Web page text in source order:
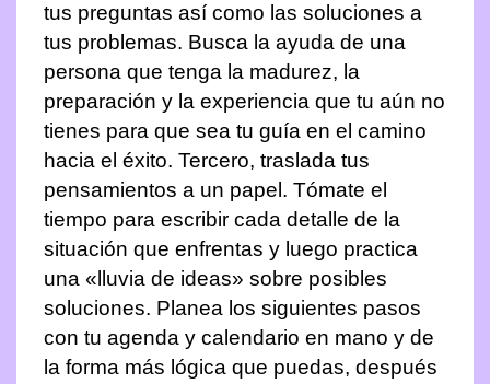
tus preguntas así como las soluciones a
tus problemas. Busca la ayuda de una
persona que tenga la madurez, la
preparación y la experiencia que tu aún no
tienes para que sea tu guía en el camino
hacia el éxito. Tercero, traslada tus
pensamientos a un papel. Tómate el
tiempo para escribir cada detalle de la
situación que enfrentas y luego practica
una «lluvia de ideas» sobre posibles
soluciones. Planea los siguientes pasos
con tu agenda y calendario en mano y de
la forma más lógica que puedas, después